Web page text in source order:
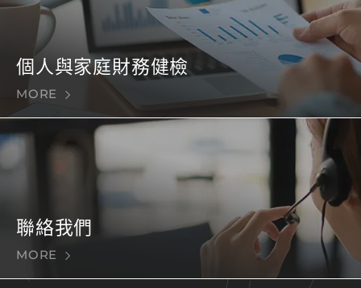
個人與家庭財務健檢
MORE
聯絡我們
MORE